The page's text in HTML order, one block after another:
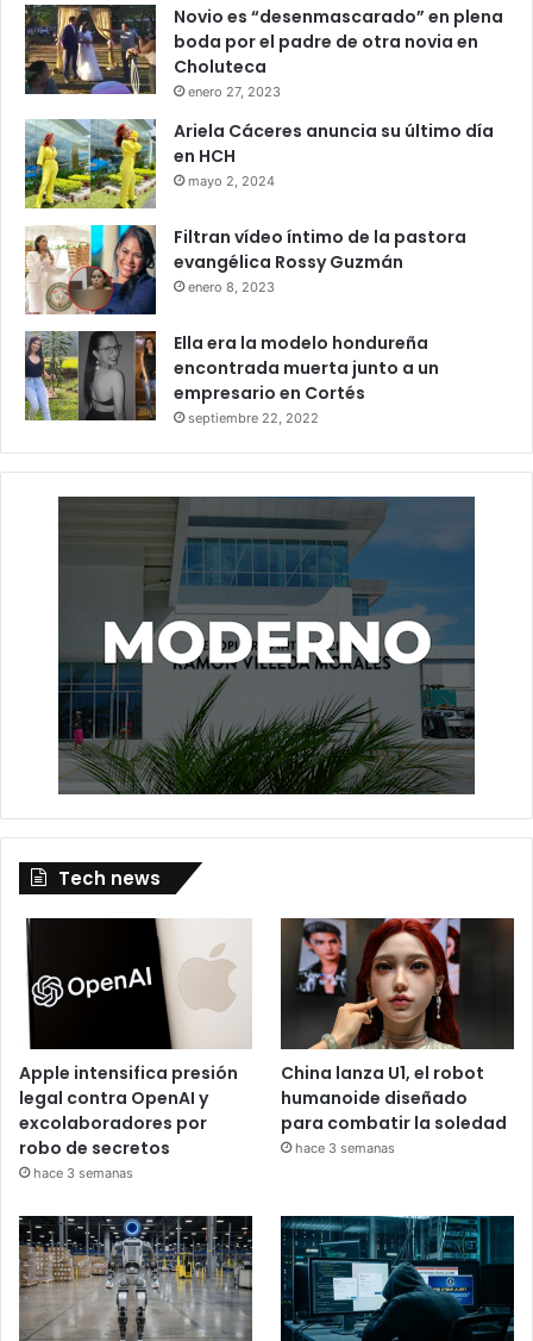
Novio es “desenmascarado” en plena
boda por el padre de otra novia en
Choluteca
enero 27, 2023
Ariela Cáceres anuncia su último día
en HCH
mayo 2, 2024
Filtran vídeo íntimo de la pastora
evangélica Rossy Guzmán
enero 8, 2023
Ella era la modelo hondureña
encontrada muerta junto a un
empresario en Cortés
septiembre 22, 2022
Tech news
Apple intensifica presión
legal contra OpenAI y
excolaboradores por
robo de secretos
hace 3 semanas
China lanza U1, el robot
humanoide diseñado
para combatir la soledad
hace 3 semanas